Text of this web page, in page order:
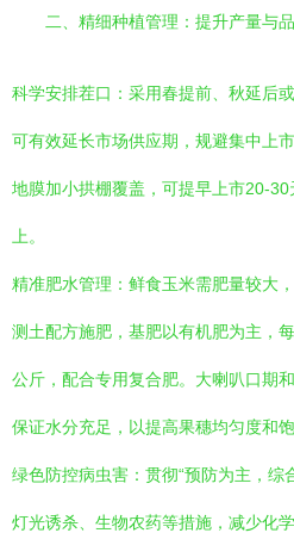
二、精细种植管理：提升产量与
科学安排茬口：采用春提前、秋延后
可有效延长市场供应期，规避集中上
地膜加小拱棚覆盖，可提早上市20-
上。
精准肥水管理：鲜食玉米需肥量较大
测土配方施肥，基肥以有机肥为主，
公斤，配合专用复合肥。大喇叭口期
保证水分充足，以提高果穗均匀度和饱
绿色防控病虫害：贯彻“预防为主，综
灯光诱杀、生物农药等措施，减少化